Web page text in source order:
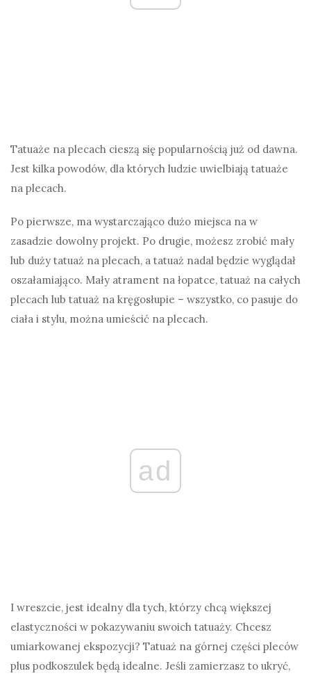
Tatuaże na plecach cieszą się popularnością już od dawna.
Jest kilka powodów, dla których ludzie uwielbiają tatuaże
na plecach.
Po pierwsze, ma wystarczająco dużo miejsca na w
zasadzie dowolny projekt. Po drugie, możesz zrobić mały
lub duży tatuaż na plecach, a tatuaż nadal będzie wyglądał
oszałamiająco. Mały atrament na łopatce, tatuaż na całych
plecach lub tatuaż na kręgosłupie – wszystko, co pasuje do
ciała i stylu, można umieścić na plecach.
ad
I wreszcie, jest idealny dla tych, którzy chcą większej
elastyczności w pokazywaniu swoich tatuaży. Chcesz
umiarkowanej ekspozycji? Tatuaż na górnej części pleców
plus podkoszulek będą idealne. Jeśli zamierzasz to ukryć,